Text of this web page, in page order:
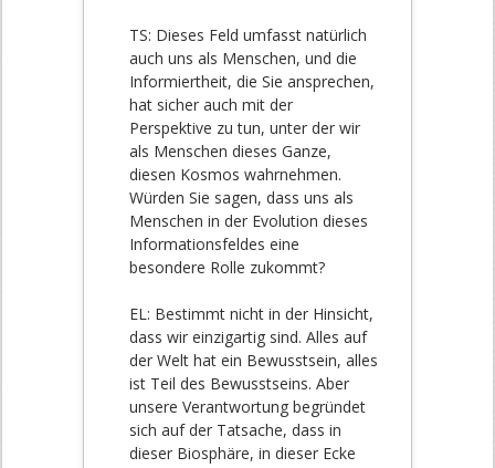
TS: Dieses Feld umfasst natürlich
auch uns als Menschen, und die
Informiertheit, die Sie ansprechen,
hat sicher auch mit der
Perspektive zu tun, unter der wir
als Menschen dieses Ganze,
diesen Kosmos wahrnehmen.
Würden Sie sagen, dass uns als
Menschen in der Evolution dieses
Informationsfeldes eine
besondere Rolle zukommt?
EL: Bestimmt nicht in der Hinsicht,
dass wir einzigartig sind. Alles auf
der Welt hat ein Bewusstsein, alles
ist Teil des Bewusstseins. Aber
unsere Verantwortung begründet
sich auf der Tatsache, dass in
dieser Biosphäre, in dieser Ecke